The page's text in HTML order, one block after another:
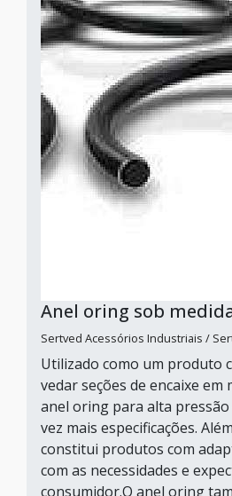
Anel oring sob
Sertved Acessórios Industriais /
Utilizado como um produto
vedar seções de encaixe em
anel oring para alta pressão
vez mais especificações.
constitui produtos com
com as necessidades e
consumidor.O anel oring